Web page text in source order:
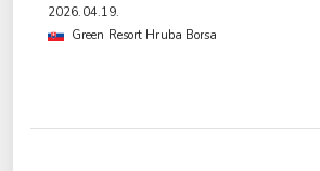
2026.04.19.
Green Resort Hruba Borsa